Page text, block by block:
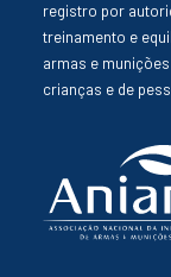
registro por
treinamento e
armas e
crianças e de